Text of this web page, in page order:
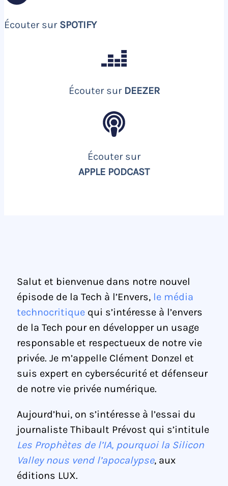
Écouter sur SPOTIFY
Écouter sur DEEZER
Écouter sur
APPLE PODCAST
Salut et bienvenue dans notre nouvel
épisode de la Tech à l’Envers, le média
technocritique qui s’intéresse à l’envers
de la Tech pour en développer un usage
responsable et respectueux de notre vie
privée. Je m’appelle Clément Donzel et
suis expert en cybersécurité et défenseur
de notre vie privée numérique.
Aujourd’hui, on s’intéresse à l’essai du
journaliste Thibault Prévost qui s’intitule
Les Prophètes de l’IA, pourquoi la Silicon
Valley nous vend l’apocalypse, aux
éditions LUX.